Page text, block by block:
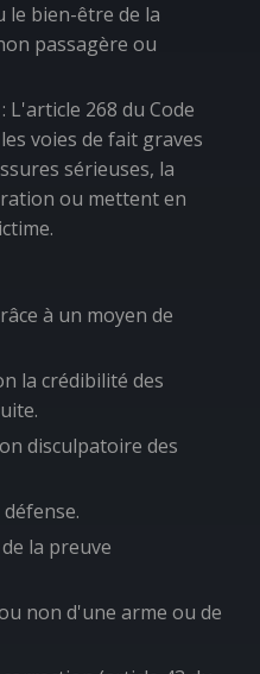
le bien-être de la
passagère ou
: L'article 268 du Code
voies de fait graves
sérieuses, la
ou mettent en
à un moyen de
la crédibilité des
disculpatoire des
la preuve
non d'une arme ou de